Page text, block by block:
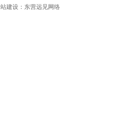
站建设： 东营远见网络